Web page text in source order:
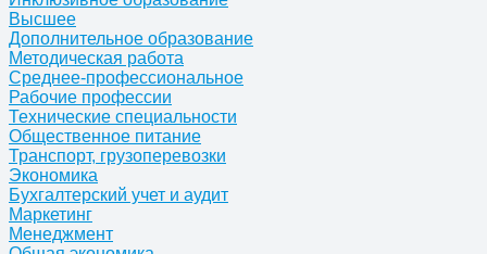
Высшее
Дополнительное образование
Методическая работа
Среднее-профессиональное
Рабочие профессии
Технические специальности
Общественное питание
Транспорт, грузоперевозки
Экономика
Бухгалтерский учет и аудит
Маркетинг
Менеджмент